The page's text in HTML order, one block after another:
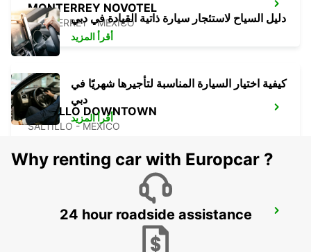
MONTERREY NOVOTEL
MONTERREY - MEXICO
SALTILLO DOWNTOWN
SALTILLO - MEXICO
TORREON INTERNATIONAL AIRPORT
دليل السياح لاستئجار سيارة ذاتية القيادة في دبي
أقرأ المزيد
كيفية اختيار السيارة المناسبة لتأجيرها شهريًا في
دبي
أقرأ المزيد
Why renting car with Europcar ?
24 hour roadside assistance